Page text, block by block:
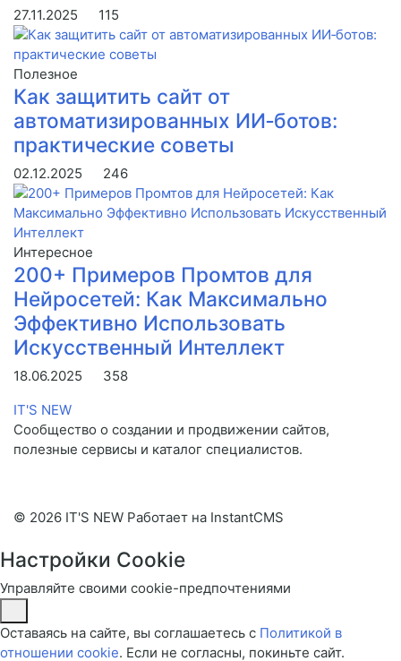
27.11.2025 115
Полезное
Как защитить сайт от
автоматизированных ИИ‑ботов:
практические советы
02.12.2025 246
Интересное
200+ Примеров Промтов для
Нейросетей: Как Максимально
Эффективно Использовать
Искусственный Интеллект
18.06.2025
358
IT'S NEW
Сообщество о создании и продвижении сайтов,
полезные сервисы и каталог специалистов.
© 2026 IT'S NEW Работает на InstantCMS
Настройки Cookie
Управляйте своими cookie-предпочтениями
Оставаясь на сайте, вы соглашаетесь с Политикой в
отношении cookie. Если не согласны, покиньте сайт.